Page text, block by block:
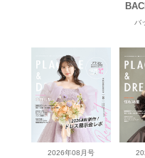
バ
2026年08月号